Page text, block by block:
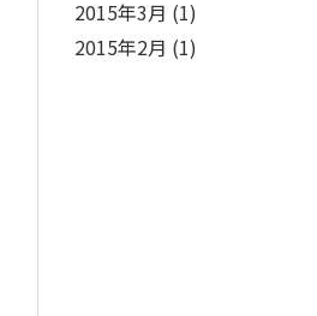
2015年3月 (1)
2015年2月 (1)